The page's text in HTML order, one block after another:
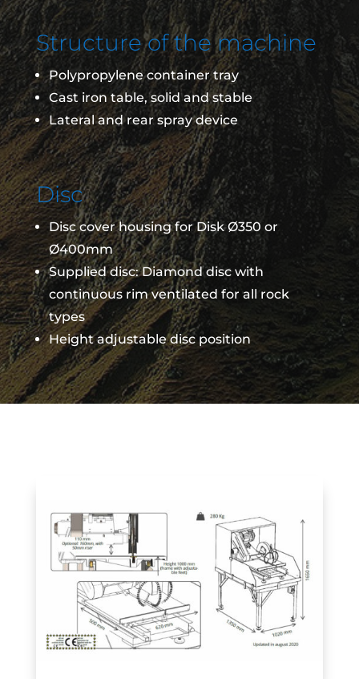
Structure of the machine
Polypropylene container tray
Cast iron table, solid and stable
Lateral and rear spray device
Disc
Disc cover housing for Disk Ø350 or
Ø400mm
Supplied disc: Diamond disc with
continuous rim ventilated for all rock
types
Height adjustable disc position